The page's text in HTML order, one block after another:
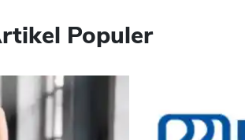
Populer